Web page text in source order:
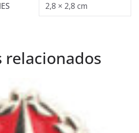
2,8 × 2,8 cm
relacionados